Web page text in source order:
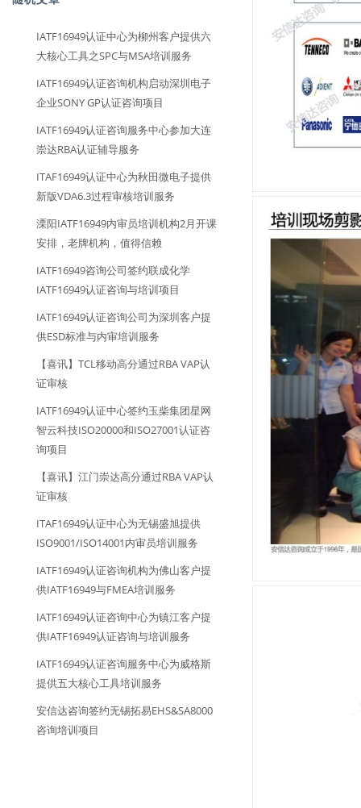
IATF16949认证中心为柳州客户提供六
大核心工具之SPC与MSA培训服务
IATF16949认证咨询机构启动深圳电子
企业SONY GP认证咨询项目
IATF16949认证咨询服务中心参加大连
崇达RBA认证辅导服务
ITAF16949认证中心为秋田微电子提供
新版VDA6.3过程审核培训服务
溧阳IATF16949内审员培训机构2月开课
安排，老牌机构，值得信赖
IATF16949咨询公司签约联成化学
IATF16949认证咨询与培训项目
IATF16949认证咨询公司为深圳客户提
供ESD标准与内审培训服务
【喜讯】TCL移动高分通过RBA VAP认
证审核
IATF16949认证中心签约玉柴集团星网
智云科技ISO20000和ISO27001认证咨
询项目
【喜讯】江门崇达高分通过RBA VAP认
证审核
ITAF16949认证中心为无锡盛旭提供
ISO9001/ISO14001内审员培训服务
IATF16949认证咨询机构为佛山客户提
供IATF16949与FMEA培训服务
IATF16949认证咨询中心为镇江客户提
供IATF16949认证咨询与培训服务
IATF16949认证咨询服务中心为威格斯
提供五大核心工具培训服务
安信达咨询签约无锡拓易EHS&SA8000
咨询培训项目